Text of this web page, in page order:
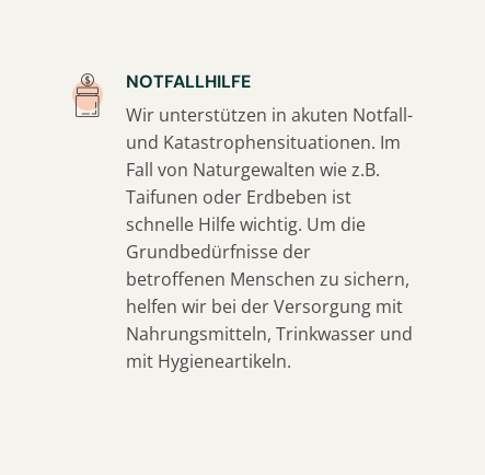
NOTFALLHILFE
Wir unterstützen in akuten Notfall-
und Katastrophensituationen. Im
Fall von Naturgewalten wie z.B.
Taifunen oder Erdbeben ist
schnelle Hilfe wichtig. Um die
Grundbedürfnisse der
betroffenen Menschen zu sichern,
helfen wir bei der Versorgung mit
Nahrungsmitteln, Trinkwasser und
mit Hygieneartikeln.